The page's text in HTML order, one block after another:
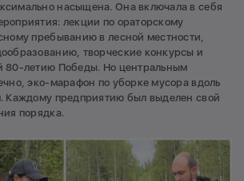
насыщена. Она включала в себя
лекции по ораторскому
пребыванию в лесной местности,
творческие конкурсы и
80-летию Победы. Но центральным
эко-марафон по уборке мусора вдоль
Каждому предприятию был выделен свой
порядка.